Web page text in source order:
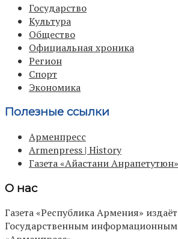
Государство
Культура
Общество
Официальная хроника
Регион
Спорт
Экономика
Полезные ссылки
Арменпресс
Armenpress | History
Газета «Айастани Анрапетутюн»
О нас
Газета «Республика Армения»
Государственным информационным